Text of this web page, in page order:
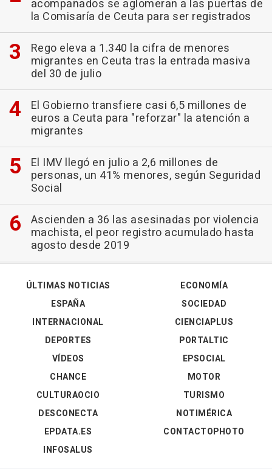
acompañados se aglomeran a las puertas de
la Comisaría de Ceuta para ser registrados
Rego eleva a 1.340 la cifra de menores
migrantes en Ceuta tras la entrada masiva
del 30 de julio
El Gobierno transfiere casi 6,5 millones de
euros a Ceuta para "reforzar" la atención a
migrantes
El IMV llegó en julio a 2,6 millones de
personas, un 41% menores, según Seguridad
Social
Ascienden a 36 las asesinadas por violencia
machista, el peor registro acumulado hasta
agosto desde 2019
ÚLTIMAS NOTICIAS
ESPAÑA
INTERNACIONAL
DEPORTES
VÍDEOS
ECONOMÍA
SOCIEDAD
CIENCIAPLUS
PORTALTIC
EPSOCIAL
CHANCE
CULTURAOCIO
DESCONECTA
EPDATA.ES
INFOSALUS
MOTOR
TURISMO
NOTIMÉRICA
CONTACTOPHOTO